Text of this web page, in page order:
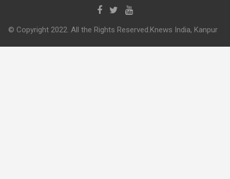
© Copyright 2022. All the Rights Reserved.Knews India, Kanpur